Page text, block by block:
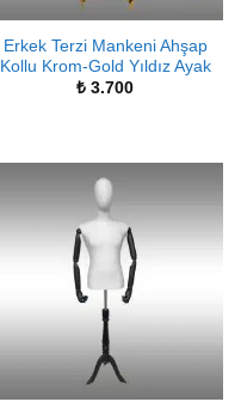
Erkek Terzi Mankeni Ahşap
Kollu Krom-Gold Yıldız Ayak
₺ 3.700